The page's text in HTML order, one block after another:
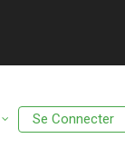
Se Connecter